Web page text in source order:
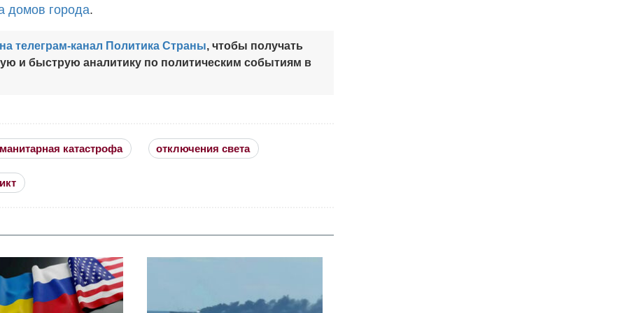
домов города.
телеграм-канал Политика Страны, чтобы получать
и быструю аналитику по политическим событиям в
катастрофа отключения света